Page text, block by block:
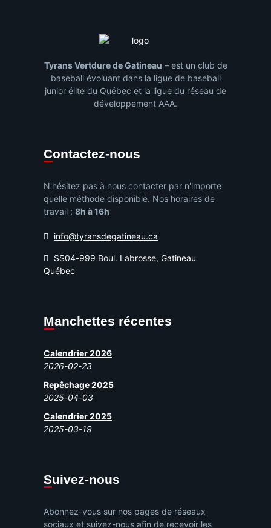
Tyrans Vertdure de Gatineau – est un club de
baseball évoluant dans la ligue de baseball
junior élite du Québec et la ligue du réseau de
développement AAA.
Contactez-nous
N'hésitez pas à nous contacter par n'importe
quelle méthode disponible. Nos horaires de
travail : 8h à 16h
info@tyransdegatineau.ca
SS04-999 Boul. Labrosse, Gatineau
Québec
Manchettes récentes
Calendrier 2026
2026-02-23
Repêchage 2025
2025-04-03
Calendrier 2025
2025-03-19
Suivez-nous
Abonnez-vous sur nos pages de réseaux
sociaux et suivez-nous afin de recevoir les